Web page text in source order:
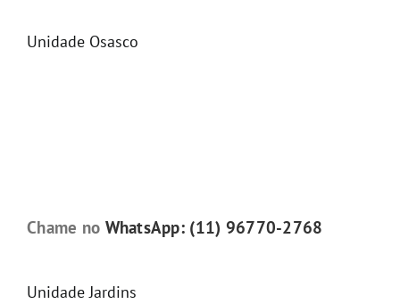
Unidade Osasco
Chame no WhatsApp: (11) 96770-2768
Unidade Jardins